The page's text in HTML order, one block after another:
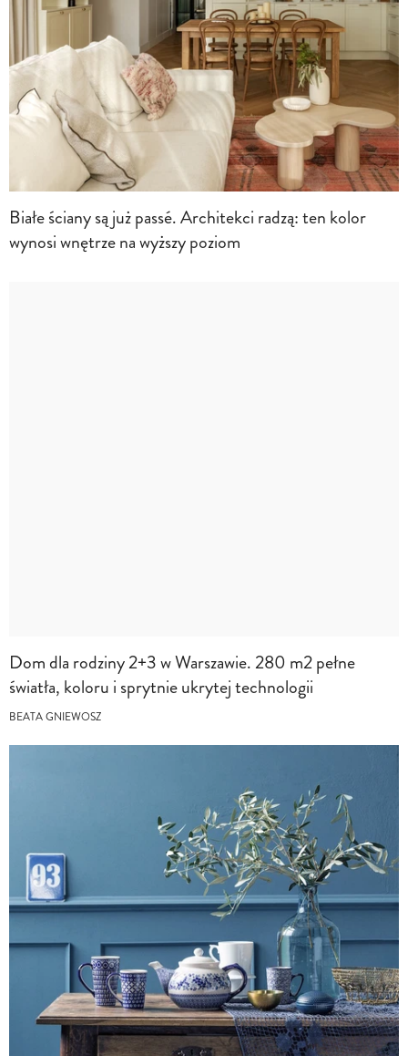
Białe ściany są już passé. Architekci radzą: ten kolor
wynosi wnętrze na wyższy poziom
Dom dla rodziny 2+3 w Warszawie. 280 m2 pełne
światła, koloru i sprytnie ukrytej technologii
BEATA GNIEWOSZ